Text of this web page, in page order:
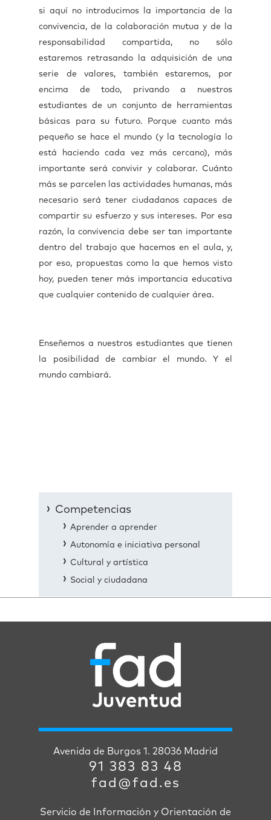
si aquí no introducimos la importancia de la
convivencia, de la colaboración mutua y de la
responsabilidad compartida, no sólo
estaremos retrasando la adquisición de una
serie de valores, también estaremos, por
encima de todo, privando a nuestros
estudiantes de un conjunto de herramientas
básicas para su futuro. Porque cuanto más
pequeño se hace el mundo (y la tecnología lo
está haciendo cada vez más cercano), más
importante será convivir y colaborar. Cuánto
más se parcelen las actividades humanas, más
necesario será tener ciudadanos capaces de
compartir su esfuerzo y sus intereses. Por esa
razón, la convivencia debe ser tan importante
dentro del trabajo que hacemos en el aula, y,
por eso, propuestas como la que hemos visto
hoy, pueden tener más importancia educativa
que cualquier contenido de cualquier área.
Enseñemos a nuestros estudiantes que tienen
la posibilidad de cambiar el mundo. Y el
mundo cambiará.
Competencias
Aprender a aprender
Autonomía e iniciativa personal
Cultural y artística
Social y ciudadana
Avenida de Burgos 1. 28036 Madrid
91 383 83 48
fad@fad.es
Servicio de Información y Orientación de